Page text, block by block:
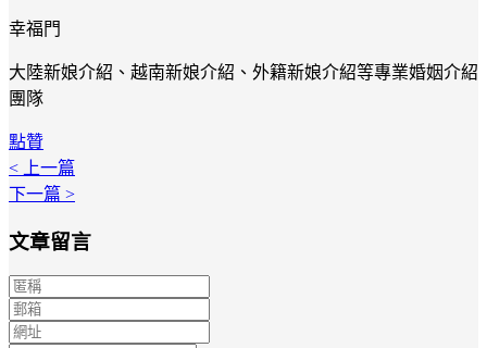
幸福門
大陸新娘介紹、越南新娘介紹、外籍新娘介紹等專業婚姻介紹
團隊
點贊
< 上一篇
下一篇 >
文章留言